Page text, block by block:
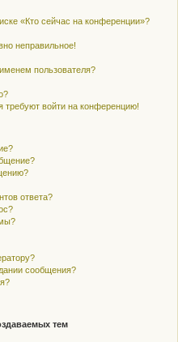
«Кто сейчас на конференции»?
неправильное!
пользователя?
требуют войти на конференцию!
ответа?
сообщения?
тем